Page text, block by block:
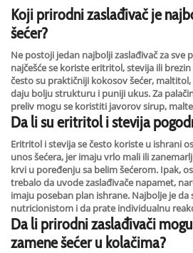
Koji prirodni zaslađivač je
šećer?
Ne postoji jedan najbolji zaslađivač za sve
najčešće se koriste eritritol, stevija ili
često su praktičniji kokosov šećer,
daju bolju strukturu i puniji ukus. Za
preliv mogu se koristiti javorov sirup,
Da li su eritritol i stevija
Eritritol i stevija se često koriste u ishrani
unos šećera, jer imaju vrlo mali ili
krvi u poređenju sa belim šećerom. Ipak,
trebalo da uvode zaslađivače napamet,
imaju poseban plan ishrane. Najbolje je
nutricionistom i da prate individualnu
Da li prirodni zaslađivači
zamene šećer u kolačima?